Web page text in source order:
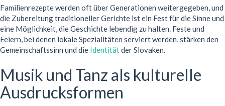
Familienrezepte werden oft über Generationen weitergegeben, und
die Zubereitung traditioneller Gerichte ist ein Fest für die Sinne und
eine Möglichkeit, die Geschichte lebendig zu halten. Feste und
Feiern, bei denen lokale Spezialitäten serviert werden, stärken den
Gemeinschaftssinn und die Identitätder Slovaken.
Musik und Tanz als kulturelle
Ausdrucksformen